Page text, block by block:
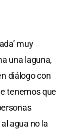
muy
una laguna,
diálogo con
tenemos que
agua no la